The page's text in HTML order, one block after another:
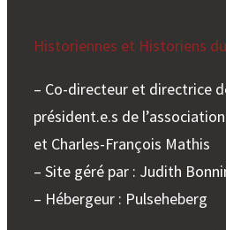
Historiennes et Historiens
– Co-directeur et directrice
président.e.s de
et Charles-François Mathis
– Site géré par : Judith
– Hébergeur : Pulseheberg